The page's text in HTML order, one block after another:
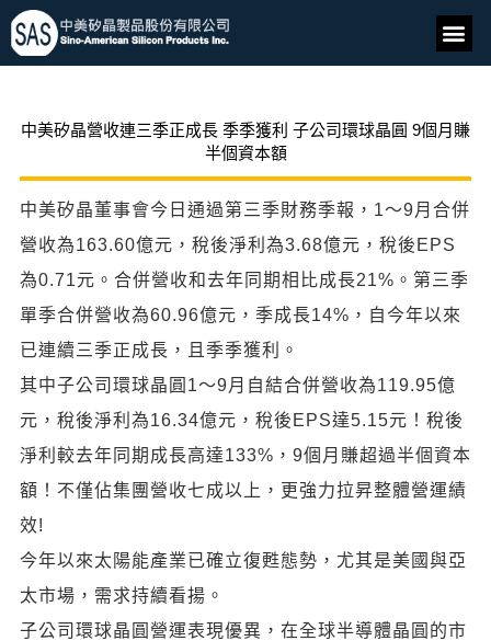
中美矽晶營收連三季正成長 季季獲利 子公司環球晶圓 9個月賺
半個資本額
中美矽晶董事會今日通過第三季財務季報，1～9月合併
營收為163.60億元，稅後淨利為3.68億元，稅後EPS
為0.71元。合併營收和去年同期相比成長21%。第三季
單季合併營收為60.96億元，季成長14%，自今年以來
已連續三季正成長，且季季獲利。
其中子公司環球晶圓1～9月自結合併營收為119.95億
元，稅後淨利為16.34億元，稅後EPS達5.15元！稅後
淨利較去年同期成長高達133%，9個月賺超過半個資本
額！不僅佔集團營收七成以上，更強力拉昇整體營運績
效!
今年以來太陽能產業已確立復甦態勢，尤其是美國與亞
太市場，需求持續看揚。
子公司環球晶圓營運表現優異，在全球半導體晶圓的市